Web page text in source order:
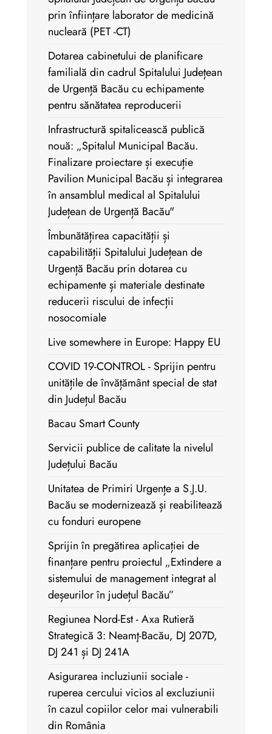
prin înființare laborator de medicină
nucleară (PET -CT)
Dotarea cabinetului de planificare
familială din cadrul Spitalului Județean
de Urgență Bacău cu echipamente
pentru sănătatea reproducerii
Infrastructură spitalicească publică
nouă: „Spitalul Municipal Bacău.
Finalizare proiectare și execuție
Pavilion Municipal Bacău și integrarea
în ansamblul medical al Spitalului
Județean de Urgență Bacău"
Îmbunătățirea capacității și
capabilității Spitalului Județean de
Urgență Bacău prin dotarea cu
echipamente și materiale destinate
reducerii riscului de infecții
nosocomiale
Live somewhere in Europe: Happy EU
COVID 19-CONTROL - Sprijin pentru
unitățile de învățământ special de stat
din Județul Bacău
Bacau Smart County
Servicii publice de calitate la nivelul
Județului Bacău
Unitatea de Primiri Urgențe a S.J.U.
Bacău se modernizează și reabilitează
cu fonduri europene
Sprijin în pregătirea aplicației de
finanțare pentru proiectul „Extindere a
sistemului de management integrat al
deșeurilor în județul Bacău”
Regiunea Nord-Est - Axa Rutieră
Strategică 3: Neamţ-Bacău, DJ 207D,
DJ 241 și DJ 241A
Asigurarea incluziunii sociale -
ruperea cercului vicios al excluziunii
în cazul copiilor celor mai vulnerabili
din România